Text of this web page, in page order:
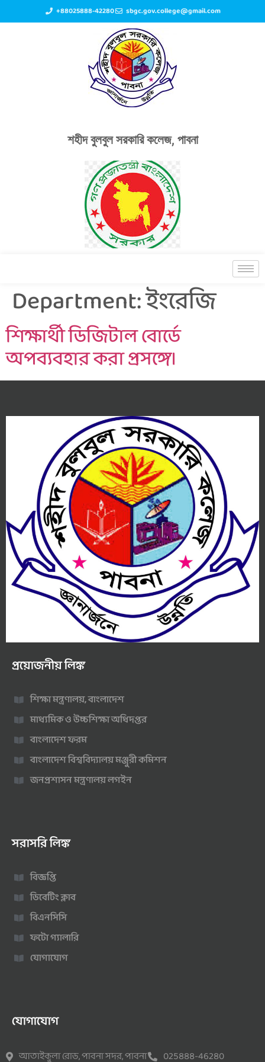
+88025888-42280 sbgc.gov.college@gmail.com
শহীদ বুলবুল সরকারি কলেজ, পাবনা
Department:ইংরেজি
শিক্ষার্থী ডিজিটাল বোর্ডে
অপব্যবহার করা প্রসঙ্গে।
প্রয়োজনীয় লিঙ্ক
শিক্ষা মন্ত্রণালয়, বাংলাদেশ
মাধ্যমিক ও উচ্চশিক্ষা অধিদপ্তর
বাংলাদেশ ফরম
বাংলাদেশ বিশ্ববিদ্যালয় মঞ্জুরী কমিশন
জনপ্রশাসন মন্ত্রণালয় লগইন
সরাসরি লিঙ্ক
বিজ্ঞপ্তি
ডিবেটিং ক্লাব
বিএনসিসি
ফটো গ্যালারি
যোগাযোগ
যোগাযোগ
আতাইকুলা রোড, পাবনা সদর, পাবনা 025888-46280